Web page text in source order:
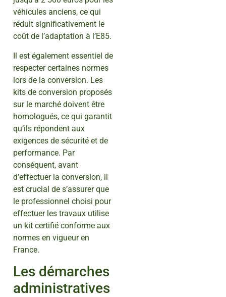
véhicules anciens, ce qui
réduit significativement le
coût de l’adaptation à l’E85.
Il est également essentiel de
respecter certaines normes
lors de la conversion. Les
kits de conversion proposés
sur le marché doivent être
homologués, ce qui garantit
qu’ils répondent aux
exigences de sécurité et de
performance. Par
conséquent, avant
d’effectuer la conversion, il
est crucial de s’assurer que
le professionnel choisi pour
effectuer les travaux utilise
un kit certifié conforme aux
normes en vigueur en
France.
Les démarches
administratives